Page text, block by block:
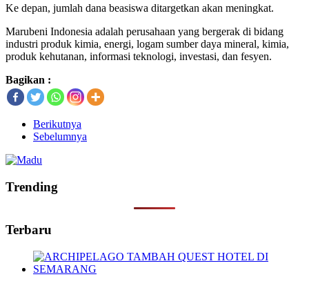
Ke depan, jumlah dana beasiswa ditargetkan akan meningkat.
Marubeni Indonesia adalah perusahaan yang bergerak di bidang
industri produk kimia, energi, logam sumber daya mineral, kimia,
produk kehutanan, informasi teknologi, investasi, dan fesyen.
Bagikan :
Berikutnya
Sebelumnya
Trending
Terbaru